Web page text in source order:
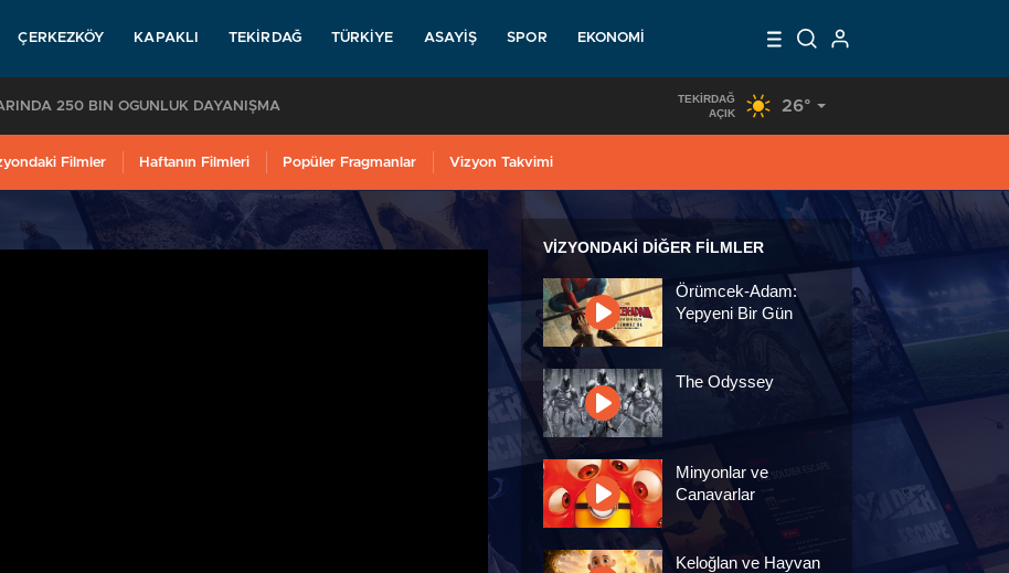
ÇERKEZKÖY KAPAKLI TEKIRDAĞ TÜRKIYE ASAYIŞ SPOR EKONOMI
KAPAKLI’YA GELİYOR YILMAZ’IN YÖNETİMİ BELLİ OLDU
TEKIRDAĞ
AÇIK
26°
Filmler Haftanın Filmleri Popüler Fragmanlar Vizyon Takvimi
VIZYONDAKI DIĞER FILMLER
Örümcek-Adam:
Yepyeni Bir Gün
The Odyssey
Minyonlar ve
Canavarlar
Keloğlan ve Hayvan